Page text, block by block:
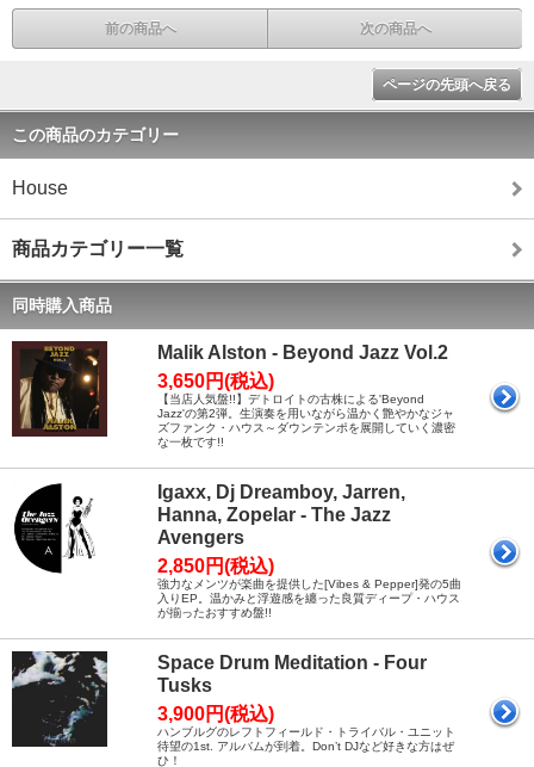
前の商品へ 次の商品へ
ページの先頭へ戻る
この商品のカテゴリー
House
商品カテゴリー一覧
同時購入商品
Malik Alston - Beyond Jazz Vol.2
3,650円(税込)
【当店人気盤!!】デトロイトの古株による'Beyond
Jazz'の第2弾。生演奏を用いながら温かく艶やかなジャ
ズファンク・ハウス～ダウンテンポを展開していく濃密
な一枚です!!
Igaxx, Dj Dreamboy, Jarren,
Hanna, Zopelar - The Jazz
Avengers
2,850円(税込)
強力なメンツが楽曲を提供した[Vibes & Pepper]発の5曲
入りEP。温かみと浮遊感を纏った良質ディープ・ハウス
が揃ったおすすめ盤!!
Space Drum Meditation - Four
Tusks
3,900円(税込)
ハンブルグのレフトフィールド・トライバル・ユニット
待望の1st. アルバムが到着。Don’t DJなど好きな方はぜ
ひ！